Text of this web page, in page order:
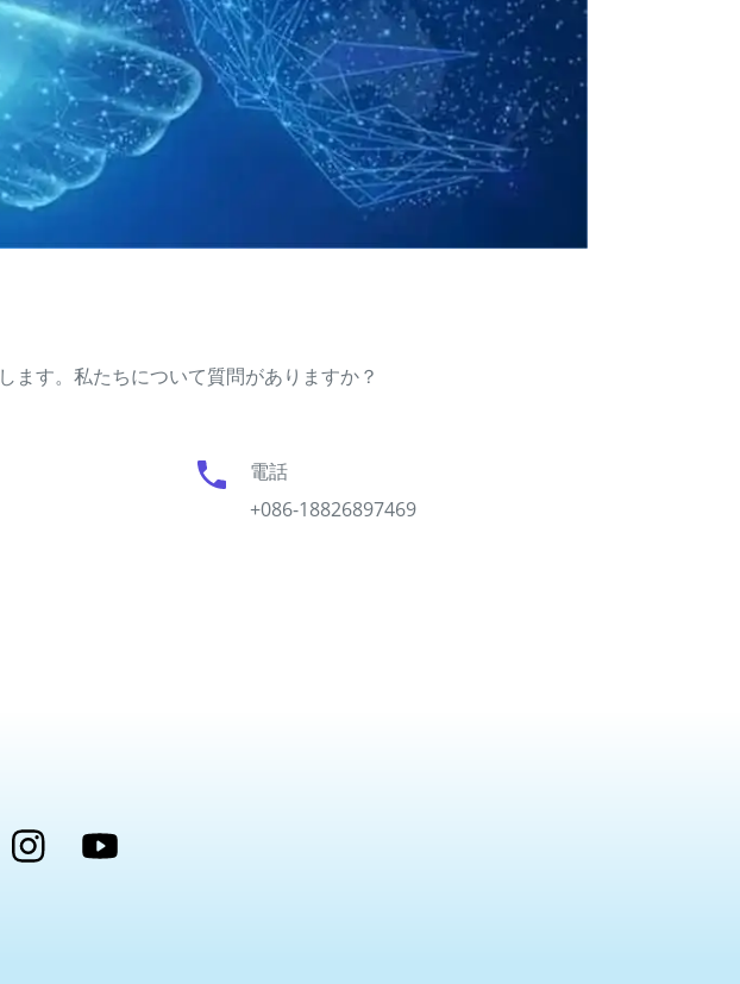
ます。私たちについて質問がありますか？
電話
+086-18826897469